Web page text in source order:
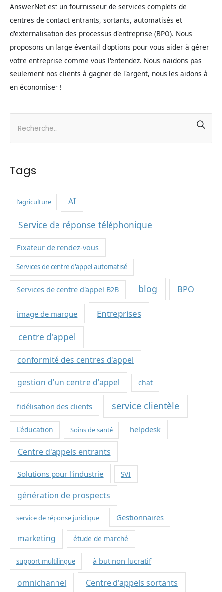
AnswerNet est un fournisseur de services complets de
centres de contact entrants, sortants, automatisés et
d'externalisation des processus d'entreprise (BPO). Nous
proposons un large éventail d'options pour vous aider à gérer
votre entreprise comme vous l'entendez. Nous n'aidons pas
seulement nos clients à gagner de l'argent, nous les aidons à
en économiser !
Tags
l'agriculture AI
Service de réponse téléphonique
Fixateur de rendez-vous
Services de centre d'appel automatisé
Services de centre d'appel B2B blog BPO
image de marque Entreprises
centre d'appel
conformité des centres d'appel
gestion d'un centre d'appel chat
fidélisation des clients service clientèle
L'éducation Soins de santé helpdesk
Centre d'appels entrants
Solutions pour l'industrie SVI
génération de prospects
service de réponse juridique Gestionnaires
marketing étude de marché
support multilingue à but non lucratif
omnichannel Centre d'appels sortants